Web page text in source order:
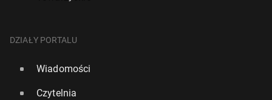
DZIAŁY PORTALU
Wiadomości
Czytelnia